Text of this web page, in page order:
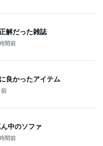
解だった雑誌
間前
良かったアイテム
前
中のソファ
間前